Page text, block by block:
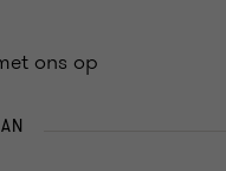
ons op